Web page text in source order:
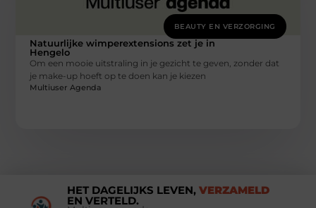
BEAUTY EN VERZORGING
Natuurlijke wimperextensions zet je in
Hengelo
Om een mooie uitstraling in je gezicht te geven, zonder dat
je make-up hoeft op te doen kan je kiezen
Multiuser Agenda
HET DAGELIJKS LEVEN, VERZAMELD
EN VERTELD.